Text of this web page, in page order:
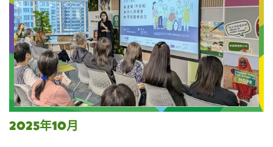
2025年10月